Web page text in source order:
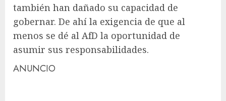
también han dañado su capacidad de
gobernar. De ahí la exigencia de que al
menos se dé al AfD la oportunidad de
asumir sus responsabilidades.
ANUNCIO